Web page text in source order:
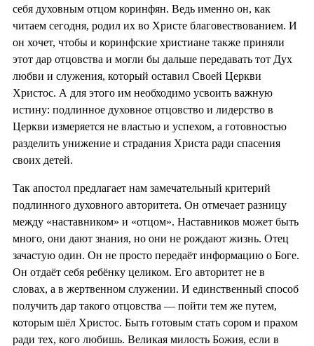
себя духовным отцом коринфян. Ведь именно он, как
читаем сегодня, родил их во Христе благовествованием. И
он хочет, чтобы и коринфские христиане также приняли
этот дар отцовства и могли бы дальше передавать тот Дух
любви и служения, который оставил Своей Церкви
Христос. А для этого им необходимо усвоить важную
истину: подлинное духовное отцовство и лидерство в
Церкви измеряется не властью и успехом, а готовностью
разделить унижение и страдания Христа ради спасения
своих детей.
Так апостол предлагает нам замечательный критерий
подлинного духовного авторитета. Он отмечает разницу
между «наставником» и «отцом». Наставников может быть
много, они дают знания, но они не рождают жизнь. Отец
зачастую один. Он не просто передаёт информацию о Боге.
Он отдаёт себя ребёнку целиком. Его авторитет не в
словах, а в жертвенном служении. И единственный способ
получить дар такого отцовства — пойти тем же путем,
которым шёл Христос. Быть готовым стать сором и прахом
ради тех, кого любишь. Великая милость Божия, если в